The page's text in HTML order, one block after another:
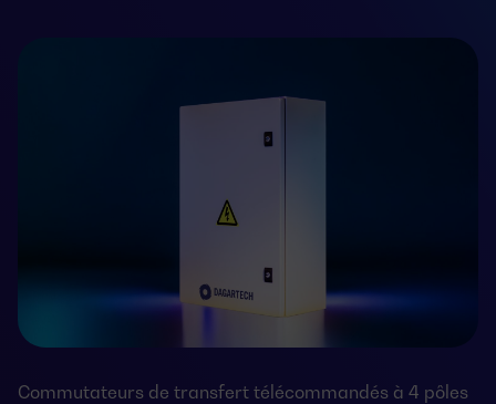
Commutateurs de transfert télécommandés à 4 pôles